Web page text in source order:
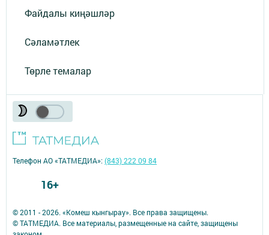
Файдалы киңәшләр
Сәламәтлек
Төрле темалар
© 2011 - 2026. «Комеш кынгырау». Все права защищены.
© ТАТМЕДИА. Все материалы, размещенные на сайте, защищены
Телефон АО «ТАТМЕДИА»:(843) 222 09 84
16+